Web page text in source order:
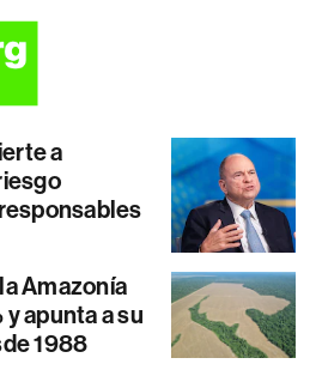
a
Amazonía
apunta a su
1988